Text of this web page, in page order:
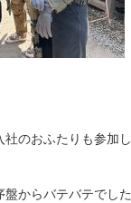
のおふたりも参加
盤からバテバテでし